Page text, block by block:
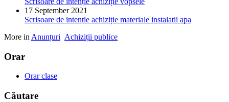
17 September 2021
Scrisoare de intenție achiziție materiale instalații apa
More in Anunțuri Achiziții publice
Orar
Orar clase
Căutare